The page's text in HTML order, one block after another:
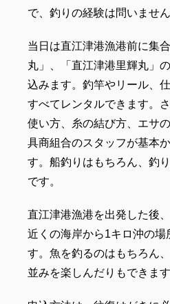
で、釣りの経験は問いません
当日は直江津港漁港前に集
丸」、「直江津港里輝丸」
込みます。釣竿やリール、
すべてレンタルできます。
使い方、糸の結び方、エサ
具商組合のスタッフが基本
す。船釣りはもちろん、釣
です。
直江津港漁港を出発した後
近くの海岸から1キロ沖の場
す。魚を釣るのはもちろん
並みを楽しんだりもできます